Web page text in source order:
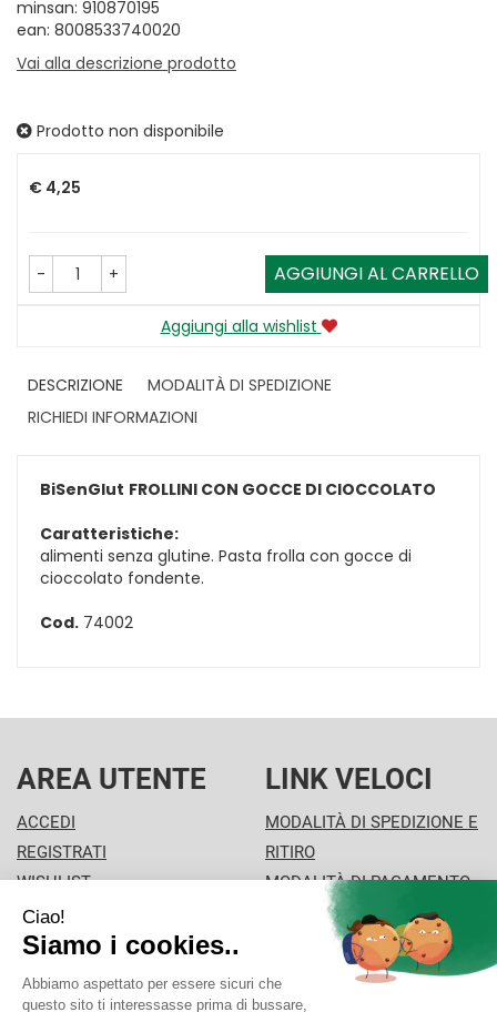
minsan: 910870195
ean: 8008533740020
Vai alla descrizione prodotto
Prodotto non disponibile
€ 4,25
- + AGGIUNGI AL CARRELLO
Aggiungi alla wishlist
DESCRIZIONE
MODALITÀ DI SPEDIZIONE
RICHIEDI INFORMAZIONI
BiSenGlut FROLLINI CON GOCCE DI CIOCCOLATO
Caratteristiche:
alimenti senza glutine. Pasta frolla con gocce di
cioccolato fondente.
Cod. 74002
AREA UTENTE
ACCEDI
REGISTRATI
WISHLIST
ISCRIZIONE ALLA
NEWSLETTER
LINK VELOCI
MODALITÀ DI SPEDIZIONE E
RITIRO
MODALITÀ DI PAGAMENTO
INFORMATIVA PRIVACY
CONDIZIONI DI VENDITA